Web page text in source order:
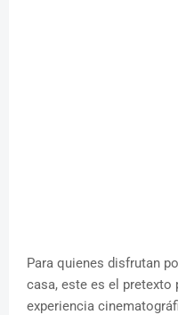
Para quienes disfrutan
casa, este es el pretexto
experiencia